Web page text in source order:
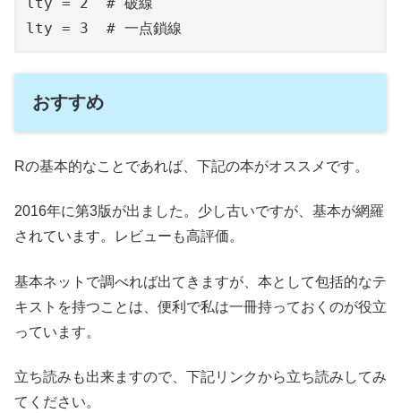
lty = 2  # 破線
lty = 3  # 一点鎖線
おすすめ
Rの基本的なことであれば、下記の本がオススメです。
2016年に第3版が出ました。少し古いですが、基本が網羅
されています。レビューも高評価。
基本ネットで調べれば出てきますが、本として包括的なテ
キストを持つことは、便利で私は一冊持っておくのが役立
っています。
立ち読みも出来ますので、下記リンクから立ち読みしてみ
てください。